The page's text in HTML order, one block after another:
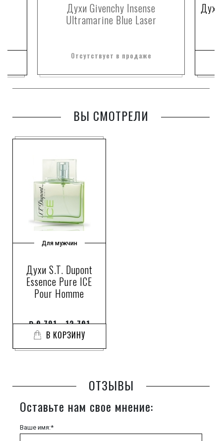
Духи Givenchy Insense
Ultramarine Blue Laser
Отсутствует в продаже
ВЫ СМОТРЕЛИ
Для мужчин
Духи S.T. Dupont
Essence Pure ICE
Pour Homme
₽9 781 - 12 791
В КОРЗИНУ
ОТЗЫВЫ
Оставьте нам свое мнение:
Ваше имя:*